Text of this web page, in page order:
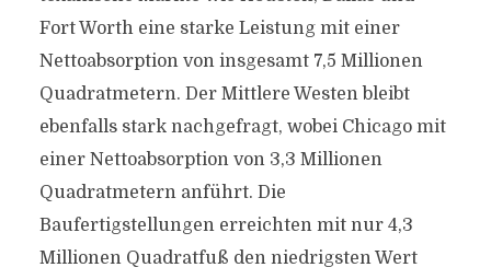
Fort Worth eine starke Leistung mit einer
Nettoabsorption von insgesamt 7,5 Millionen
Quadratmetern. Der Mittlere Westen bleibt
ebenfalls stark nachgefragt, wobei Chicago mit
einer Nettoabsorption von 3,3 Millionen
Quadratmetern anführt. Die
Baufertigstellungen erreichten mit nur 4,3
Millionen Quadratfuß den niedrigsten Wert